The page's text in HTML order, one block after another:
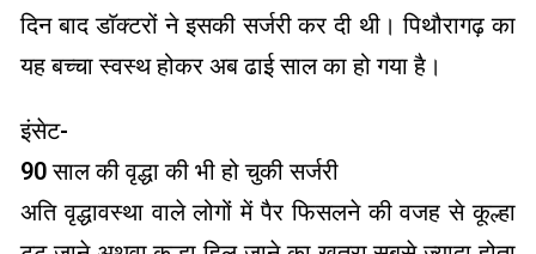
दिन बाद डाॅक्टरों ने इसकी सर्जरी कर दी थी। पिथौरागढ़ का
यह बच्चा स्वस्थ होकर अब ढाई साल का हो गया है।
इंसेट-
90 साल की वृद्धा की भी हो चुकी सर्जरी
अति वृद्धावस्था वाले लोगों में पैर फिसलने की वजह से कूल्हा